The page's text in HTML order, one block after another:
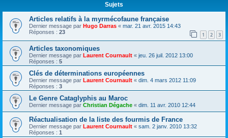
Sujets
Articles relatifs à la myrmécofaune française
Dernier message par Hugo Darras « mar. 21 avr. 2015 14:43
Réponses : 23 1 2 3
Articles taxonomiques
Dernier message par Laurent Cournault « jeu. 26 juil. 2012 13:00
Réponses : 5
Clés de déterminations européennes
Dernier message par Laurent Cournault « dim. 4 mars 2012 11:09
Réponses : 3
Le Genre Cataglyphis au Maroc
Dernier message par Christian Dégache « dim. 11 avr. 2010 12:44
Réactualisation de la liste des fourmis de France
Dernier message par Laurent Cournault « sam. 2 janv. 2010 13:32
Réponses : 1